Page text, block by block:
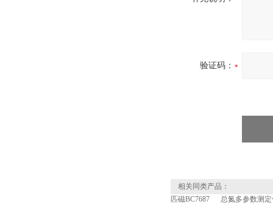
验证码：
相关同类产品：
匹磁BC7687
总氮多参数测